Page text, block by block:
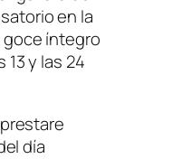
en la
íntegro
y las 24
día